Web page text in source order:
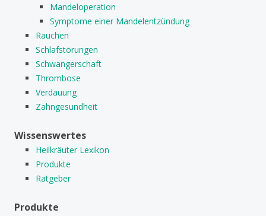
Mandeloperation
Symptome einer Mandelentzündung
Rauchen
Schlafstörungen
Schwangerschaft
Thrombose
Verdauung
Zahngesundheit
Wissenswertes
Heilkräuter Lexikon
Produkte
Ratgeber
Produkte